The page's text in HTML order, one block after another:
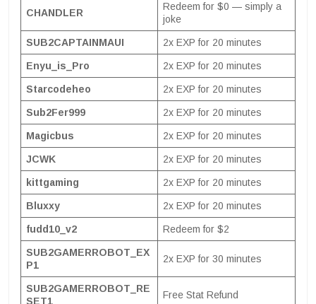
CHANDLER
Redeem for $0 — simply a
joke
SUB2CAPTAINMAUI 2x EXP for 20 minutes
Enyu_is_Pro 2x EXP for 20 minutes
Starcodeheo 2x EXP for 20 minutes
Sub2Fer999 2x EXP for 20 minutes
Magicbus 2x EXP for 20 minutes
JCWK 2x EXP for 20 minutes
kittgaming 2x EXP for 20 minutes
Bluxxy 2x EXP for 20 minutes
fudd10_v2 Redeem for $2
SUB2GAMERROBOT_EX
P1
2x EXP for 30 minutes
SUB2GAMERROBOT_RE
SET1
Free Stat Refund